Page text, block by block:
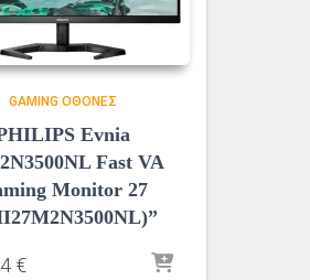
GAMING ΟΘΌΝΕΣ
Evnia
Fast VA
Monitor 27
€